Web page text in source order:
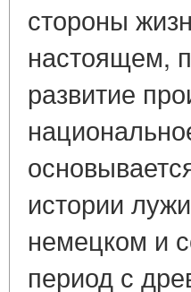
стороны
настоящем,
развитие
истории
немецком и
период с